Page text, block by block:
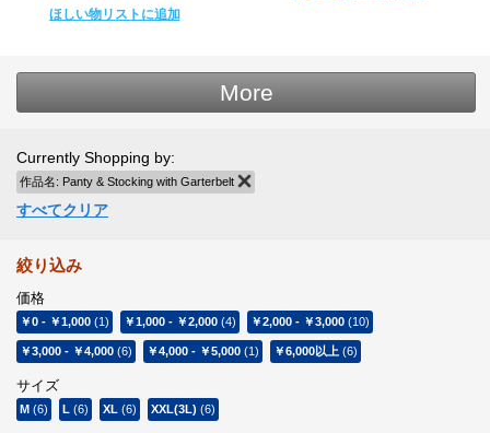
ほしい物リストに追加
More
Currently Shopping by:
作品名: Panty & Stocking with Garterbelt
すべてクリア
絞り込み
価格
￥0 - ￥1,000 (1) ￥1,000 - ￥2,000 (4) ￥2,000 - ￥3,000 (10)
￥3,000 - ￥4,000 (6) ￥4,000 - ￥5,000 (1) ￥6,000以上 (6)
サイズ
M (6) L (6) XL (6) XXL(3L) (6)